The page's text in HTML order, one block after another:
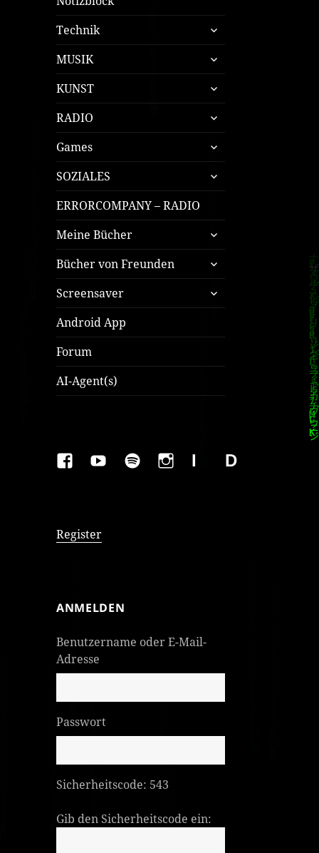
Technik
untermenü
öffnen
MUSIK
untermenü
öffnen
KUNST
untermenü
öffnen
RADIO
untermenü
öffnen
Games
untermenü
öffnen
SOZIALES
untermenü
öffnen
ERRORCOMPANY – RADIO
Meine Bücher
untermenü
öffnen
Bücher von Freunden
untermenü
öffnen
Screensaver
untermenü
öffnen
Android App
Forum
AI-Agent(s)
FAKEBOOK
YOUTUBESPOTIFYINSTAGRAM
IMPRESSUM
Register
ANMELDEN
Benutzername oder E-Mail-
Adresse
Passwort
Sicherheitscode: 543
Gib den Sicherheitscode ein: